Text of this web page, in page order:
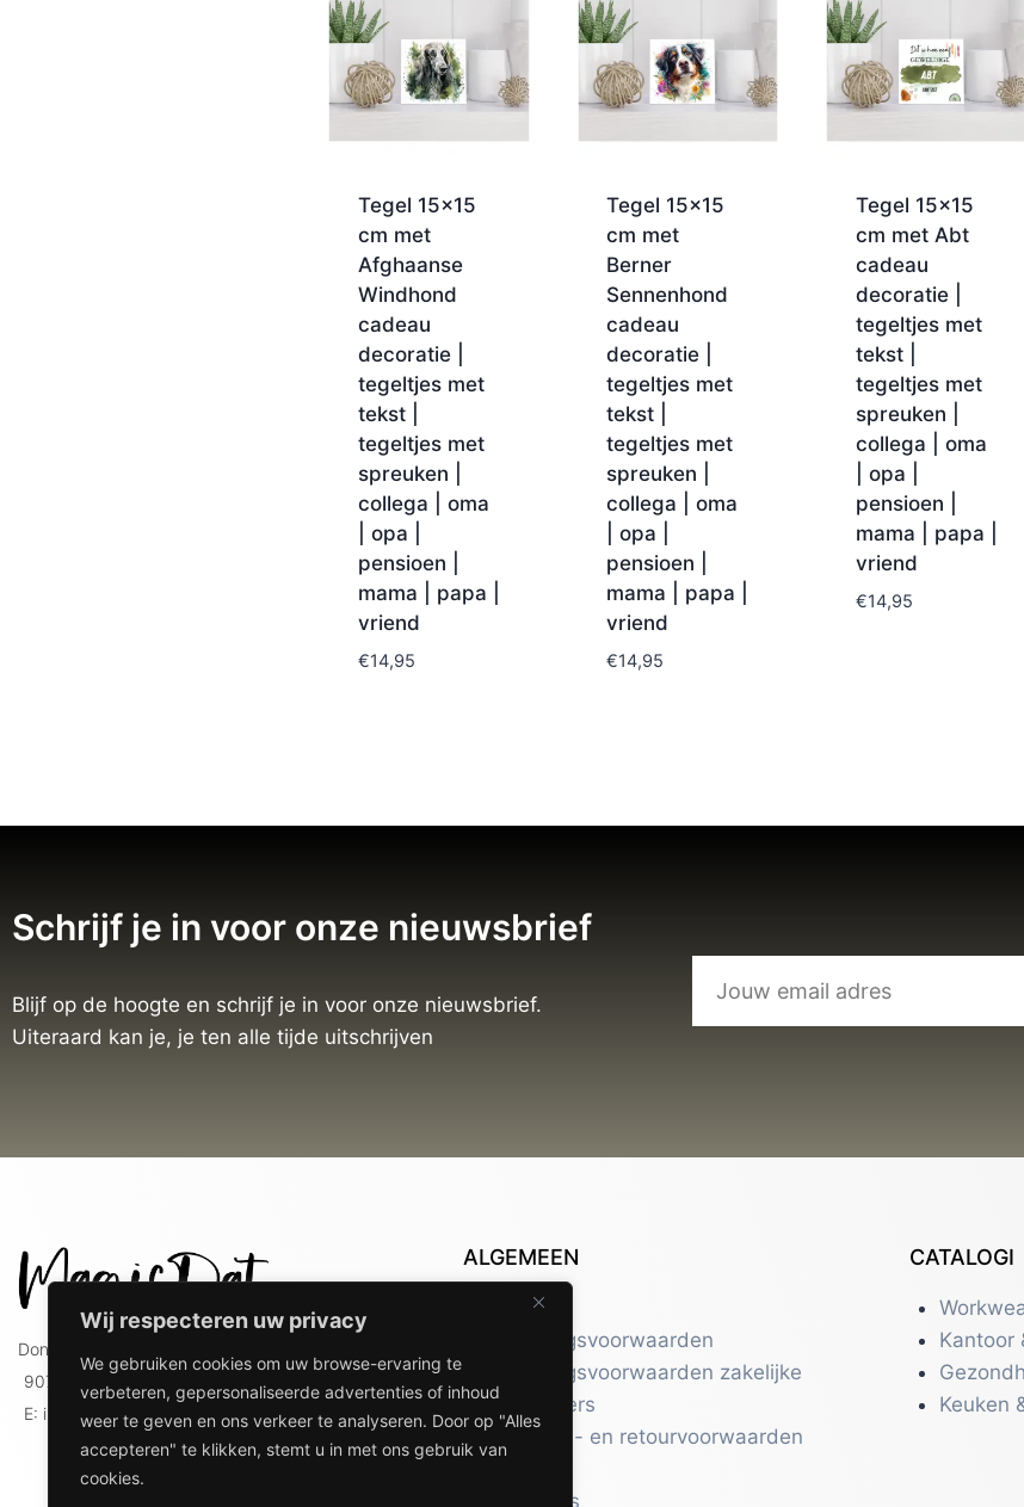
Wij respecteren uw privacy
We gebruiken cookies om uw browse-ervaring te
verbeteren, gepersonaliseerde advertenties of inhoud
weer te geven en ons verkeer te analyseren. Door op "Alles
accepteren" te klikken, stemt u in met ons gebruik van
cookies.
Tegel 15×15
cm met
Afghaanse
Windhond
cadeau
decoratie |
tegeltjes met
tekst |
tegeltjes met
spreuken |
collega | oma
| opa |
pensioen |
mama | papa |
vriend
€14,95
Tegel 15×15
cm met
Berner
Sennenhond
cadeau
decoratie |
tegeltjes met
tekst |
tegeltjes met
spreuken |
collega | oma
| opa |
pensioen |
mama | papa |
vriend
€14,95
Tegel 15×15
cm met Abt
cadeau
decoratie |
tegeltjes met
tekst |
tegeltjes met
spreuken |
collega | oma
| opa |
pensioen |
mama | papa |
vriend
€14,95
Schrijf je in voor onze nieuwsbrief
Blijf op de hoogte en schrijf je in voor onze nieuwsbrief.
Uiteraard kan je, je ten alle tijde uitschrijven
Doniaweg 9
9074 AE Hallum
E: info@magicdat.nl
ALGEMEEN
Contact
Leveringsvoorwaarden
Leveringsvoorwaarden zakelijke
gebruikers
Verzend- en retourvoorwaarden
Over ons
CATALOGI
Kantoor
Keuken